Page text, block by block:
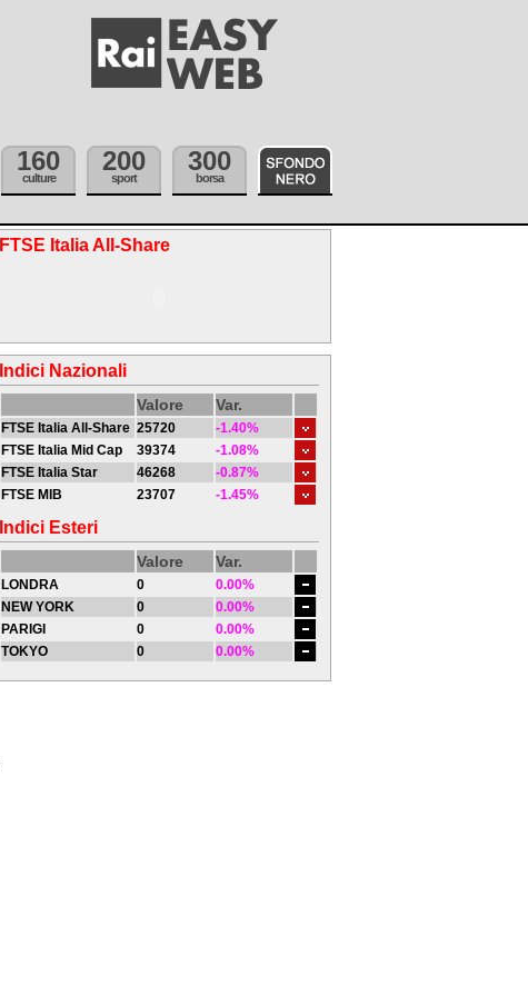
160
culture
200
sport
300
borsa
FTSE Italia All-Share
Indici Nazionali
Valore Var.
FTSE Italia All-Share 25720
-1.40%
FTSE Italia Mid Cap
39374
-1.08%
FTSE Italia Star
46268
-0.87%
FTSE MIB
23707 -1.45%
Indici Esteri
Valore Var.
LONDRA 0
0.00%
NEW YORK
0
0.00%
PARIGI
0
0.00%
TOKYO
0 0.00%